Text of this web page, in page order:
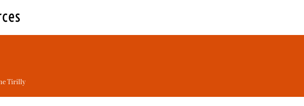
Tirilly